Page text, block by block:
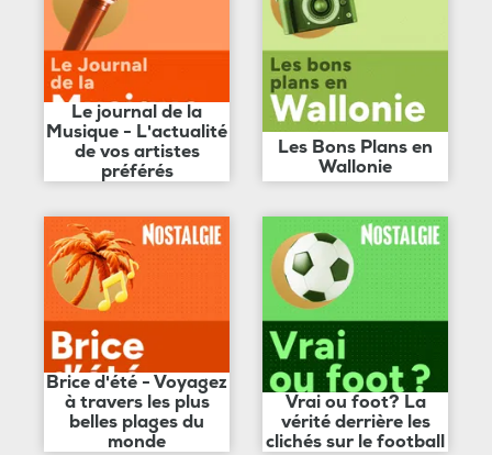
Le journal de la
Musique - L'actualité
de vos artistes
préférés
Les Bons Plans en
Wallonie
Brice d'été - Voyagez
à travers les plus
belles plages du
monde
Vrai ou foot? La
vérité derrière les
clichés sur le football